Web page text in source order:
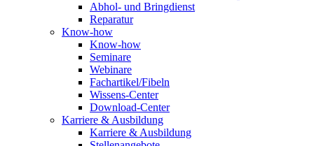
Abhol- und Bringdienst
Reparatur
Know-how
Know-how
Seminare
Webinare
Fachartikel/Fibeln
Wissens-Center
Download-Center
Karriere & Ausbildung
Karriere & Ausbildung